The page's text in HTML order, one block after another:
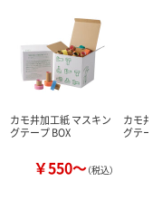
カモ井加工紙 マスキン
グテープ BOX
￥550～（税込）
カモ井
グテー